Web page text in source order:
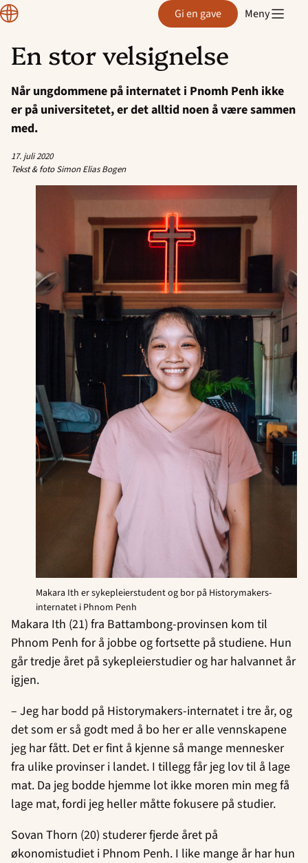
Hopp
innhold
Normisjon Gi en gave Meny
En stor velsignelse
Når ungdommene på internatet i Pnomh Penh ikke
er på universitetet, er det alltid noen å være sammen
med.
17. juli 2020
Tekst & foto Simon Elias Bogen
Makara Ith er sykepleierstudent og bor på Historymakers-
internatet i Phnom Penh
Makara Ith (21) fra Battambong-provinsen kom til
Phnom Penh for å jobbe og fortsette på studiene. Hun
går tredje året på sykepleierstudier og har halvannet år
igjen.
– Jeg har bodd på Historymakers-internatet i tre år, og
det som er så godt med å bo her er alle vennskapene
jeg har fått. Det er fint å kjenne så mange mennesker
fra ulike provinser i landet. I tillegg får jeg lov til å lage
mat. Da jeg bodde hjemme lot ikke moren min meg få
lage mat, fordi jeg heller måtte fokusere på studier.
Sovan Thorn (20) studerer fjerde året på
økonomistudiet i Phnom Penh. I like mange år har hun